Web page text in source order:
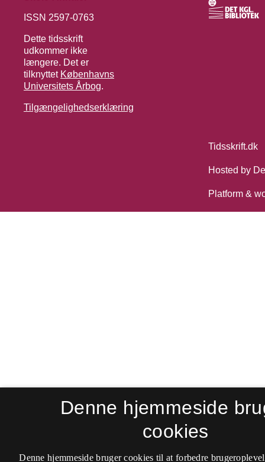
ISSN 2597-0763
Dette tidsskrift
udkommer ikke
længere. Det er
tilknyttet Københavns
Universitets Årbog.
Tilgængelighedserklæring
Denne hjemmeside
cookies
Denne hjemmeside bruger cookies til at forbedre